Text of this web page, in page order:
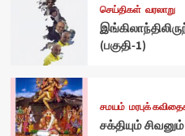
செய்திகள் வரலாறு
(பகுதி-1)
சமயம் மரபுக்
சக்தியும்